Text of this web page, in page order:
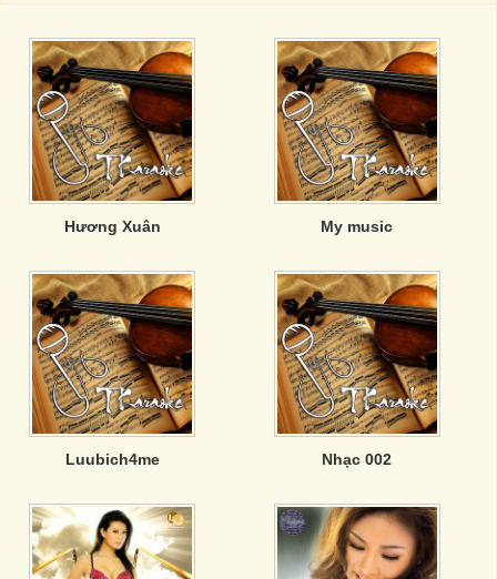
Hương Xuân My music
Luubich4me Nhạc 002